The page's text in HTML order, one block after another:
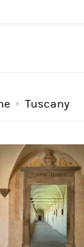
Tuscany